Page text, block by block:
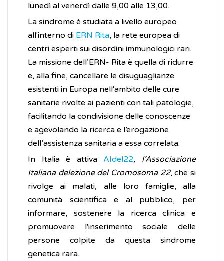
lunedì al venerdì dalle 9,00 alle 13,00.
La sindrome è studiata a livello europeo
all'interno di ERN Rita, la rete europea di
centri esperti sui disordini immunologici rari.
La missione dell’ERN- Rita è quella di ridurre
e, alla fine, cancellare le disuguaglianze
esistenti in Europa nell'ambito delle cure
sanitarie rivolte ai pazienti con tali patologie,
facilitando la condivisione delle conoscenze
e agevolando la ricerca e l’erogazione
dell’assistenza sanitaria a essa correlata.
In Italia è attivaAIdel22, l’Associazione
Italiana delezione del Cromosoma 22, che si
rivolge ai malati, alle loro famiglie, alla
comunità scientifica e al pubblico, per
informare, sostenere la ricerca clinica e
promuovere l'inserimento sociale delle
persone colpite da questa sindrome
genetica rara.